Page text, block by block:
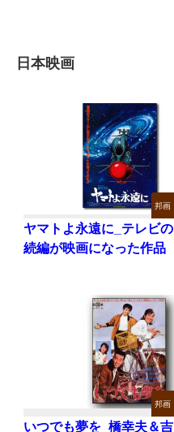
日本映画
邦画
ヤマトよ永遠に_テレビの
続編が映画になった作品
邦画
いつでも夢を_橋幸夫＆吉